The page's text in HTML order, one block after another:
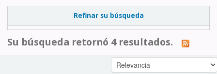
Refinar su búsqueda
Su búsqueda retornó 4 resultados.